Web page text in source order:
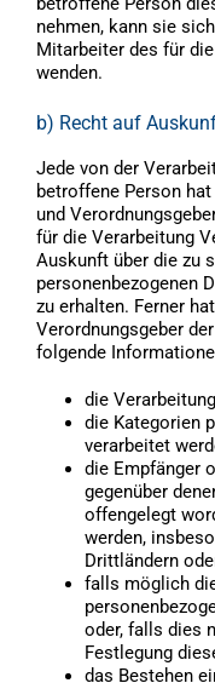
nehmen, kann sie
Mitarbeiter des für
wenden.
b) Recht auf
Jede von der
betroffene Person
und
für die Verarbeitung
Auskunft über die zu
personenbezogenen
zu erhalten. Ferner
Verordnungsgeber
folgende
die
die Kategorien
verarbeitet
die Empfänger
gegenüber
offengelegt
werden,
Drittländern
falls möglich
oder, falls dies
Festlegung
das Bestehen